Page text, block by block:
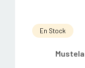
En Stock
Mustela